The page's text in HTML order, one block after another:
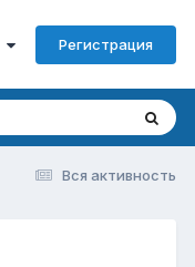
Регистрация
Вся активность